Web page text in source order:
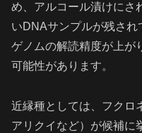
め、アルコール漬けにさ
いDNAサンプルが残され
ゲノムの解読精度が上が
可能性があります。
近縁種としては、フクロ
アリクイなど）が候補に